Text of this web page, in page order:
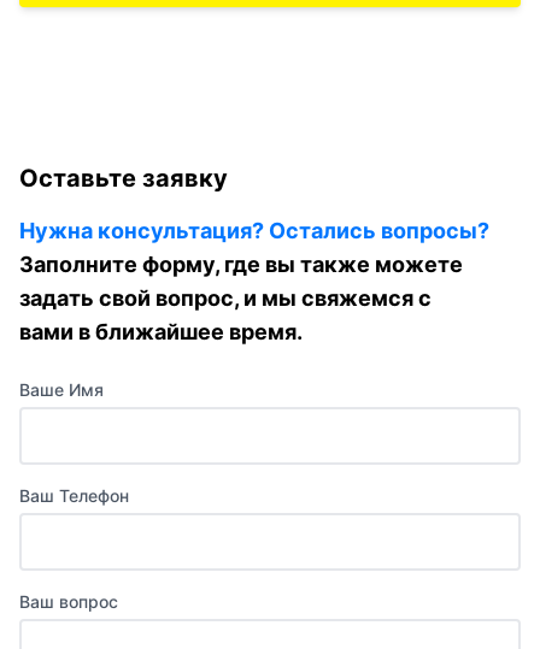
Оставьте заявку
Нужна консультация? Остались вопросы?
Заполните форму, где вы также можете
задать свой вопрос, и мы свяжемся с
вами в ближайшее время.
Ваше Имя
Ваш Телефон
Ваш вопрос